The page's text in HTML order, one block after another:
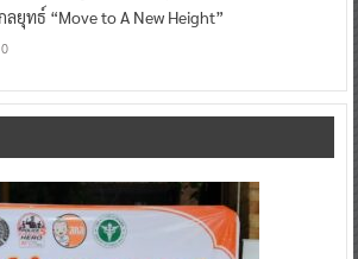
ลยุทธ์ “Move to A New Height”
0